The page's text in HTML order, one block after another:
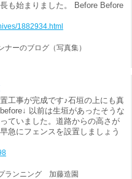
も始まりました。 Before Before
1882934.html
ーのブログ（写真集）
工事が完成です♪石垣の上にも真
以前は生垣があったそうな
ていました。道路からの高さが
急にフェンスを設置しましょう
ランニング 加藤造園